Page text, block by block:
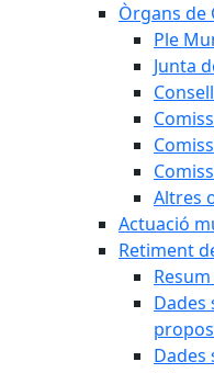
Òrgans de
Ple
Junta
Altres
Actuació
Retiment
Dades
Dades